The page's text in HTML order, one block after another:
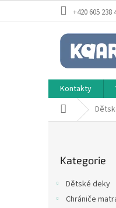
+420 605 238
Kontakty
Domů
kategorie
Kategorie
Dětské deky
Chrániče